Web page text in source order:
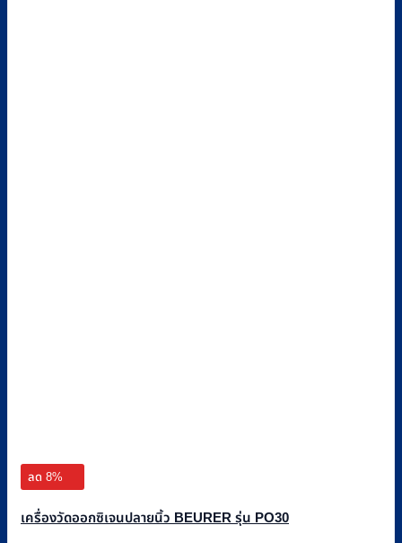
ลด 8%
เครื่องวัดออกซิเจนปลายนิ้ว BEURER รุ่น PO30